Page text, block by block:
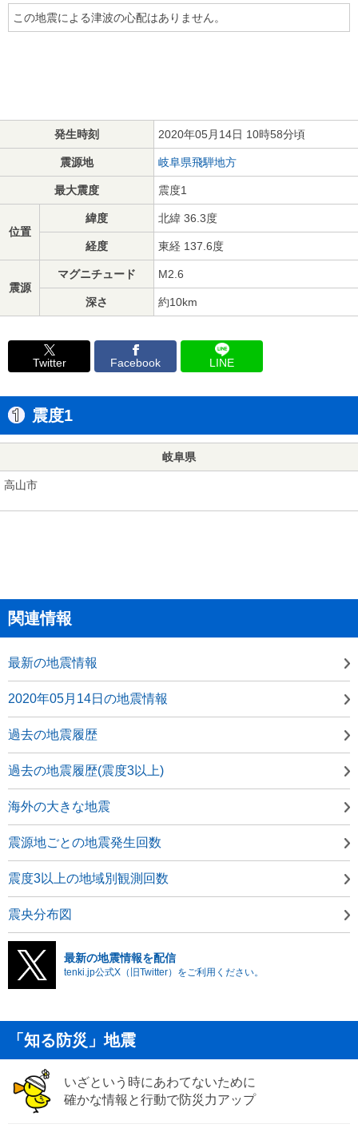
この地震による津波の心配はありません。
発生時刻 2020年05月14日 10時58分頃
震源地 岐阜県飛騨地方
最大震度 震度1
位置
緯度 北緯 36.3度
経度 東経 137.6度
震源
マグニチュード M2.6
深さ 約10km
Twitter Facebook LINE
震度1
岐阜県
高山市
関連情報
最新の地震情報
2020年05月14日の地震情報
過去の地震履歴
過去の地震履歴(震度3以上)
海外の大きな地震
震源地ごとの地震発生回数
震度3以上の地域別観測回数
震央分布図
最新の地震情報を配信
tenki.jp公式X（旧Twitter）をご利用ください。
「知る防災」地震
いざという時にあわてないために
確かな情報と行動で防災力アップ